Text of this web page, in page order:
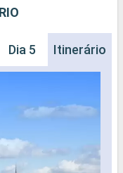
Dia 5 Dia 6 Dia
Itinerário